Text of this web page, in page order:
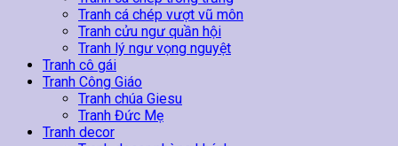
Tranh cá chép vượt vũ môn
Tranh cửu ngư quần hội
Tranh lý ngư vọng nguyệt
Tranh cô gái
Tranh Công Giáo
Tranh chúa Giesu
Tranh Đức Mẹ
Tranh decor